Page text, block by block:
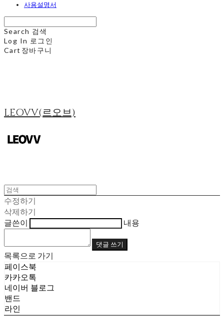
사용설명서
Search 검색
Log In 로그인
Cart 장바구니
LEOVV(르오브)
수정하기
삭제하기
글쓴이
내용
댓글 쓰기
목록으로 가기
페이스북
카카오톡
네이버 블로그
밴드
라인